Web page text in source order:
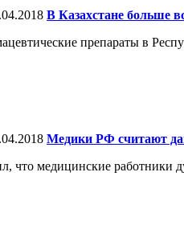
В Казахстане больше
препараты в
Медики РФ считают
что медицинские работники